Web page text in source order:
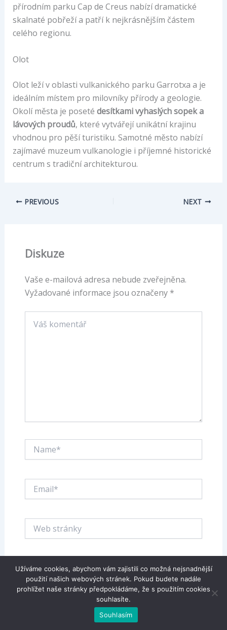
přírodním parku Cap de Creus nabízí dramatické
skalnaté pobřeží a patří k nejkrásnějším částem
celého regionu.
Olot
Olot leží v oblasti vulkanického parku Garrotxa a je
ideálním místem pro milovníky přírody a geologie.
Okolí města je poseté desítkami vyhaslých sopek a
lávových proudů, které vytvářejí unikátní krajinu
vhodnou pro pěší turistiku. Samotné město nabízí
zajímavé muzeum vulkanologie i příjemné historické
centrum s tradiční architekturou.
PREVIOUS NEXT
Diskuze
Vaše e-mailová adresa nebude zveřejněna.
Vyžadované informace jsou označeny *
komentář
stránky
Uložit do prohlížeče jméno, e-mail a webovou
stránku pro budoucí komentáře.
Užíváme cookies, abychom vám zajistili co možná nejsnadnější
použití našich webových stránek. Pokud budete nadále
prohlížet naše stránky předpokládáme, že s použitím cookies
souhlasíte.
Souhlasím